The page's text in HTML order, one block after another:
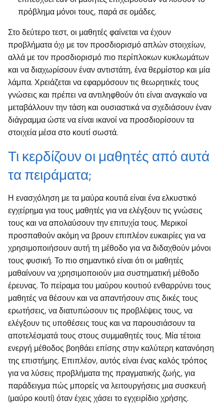
πρόβλημα μόνοι τους, παρά σε ομάδες.
Στο δεύτερο τεστ, οι μαθητές φαίνεται να έχουν
προβλήματα όχι με τον προσδιορισμό απλών στοιχείων,
αλλά με τον προσδιορισμό πιο περίπλοκων κυκλωμάτων
και να διαχωρίσουν έναν αντιστάτη, ένα θερμίστορ και μία
λάμπα. Χρειάζεται να εφαρμόσουν τις θεωρητικές τους
γνώσεις και πρέπει να αντιληφθούν ότι είναι αναγκαίο να
μεταβάλλουν την τάση και ουσιαστικά να σχεδιάσουν έναν
διάγραμμα ώστε να είναι ικανοί να προσδιορίσουν τα
στοιχεία μέσα στο κουτί σωστά.
Τι κερδίζουν οι μαθητές από αυτά
τα πειράματα;
Η ενασχόληση με τα μαύρα κουτιά είναι ένα ελκυστικό
εγχείρημα για τους μαθητές για να ελέγξουν τις γνώσεις
τους και να απολαύσουν την επιτυχία τους. Μερικοί
προσπαθούν ακόμη να βρουν επιπλέον ευκαιρίες για να
χρησιμοποιήσουν αυτή τη μέθοδο για να διδαχθούν μόνοι
τους φυσική. Το πιο σημαντικό είναι ότι οι μαθητές
μαθαίνουν να χρησιμοποιούν μια συστηματική μέθοδο
έρευνας. Το πείραμα του μαύρου κουτιού ενθαρρύνει τους
μαθητές να θέσουν και να απαντήσουν στις δικές τους
ερωτήσεις, να διατυπώσουν τις προβλέψεις τους, να
ελέγξουν τις υποθέσεις τους και να παρουσιάσουν τα
αποτελέσματά τους στους συμμαθητές τους. Μία τέτοια
ενεργή μέθοδος βοηθάει επίσης στην καλύτερη κατανόηση
της επιστήμης. Επιπλέον, αυτός είναι ένας καλός τρόπος
για να λύσεις προβλήματα της πραγματικής ζωής, για
παράδειγμα πώς μπορείς να λειτουργήσεις μια συσκευή
(μαύρο κουτί) όταν έχεις χάσει το εγχειρίδιο χρήσης.